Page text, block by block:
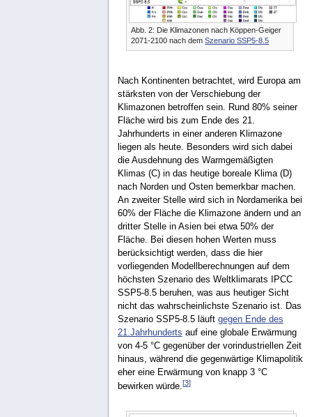
Abb. 2: Die Klimazonen nach Köppen-Geiger
2071-2100 nach demSzenario SSP5-8.5
Nach Kontinenten betrachtet, wird Europa am
stärksten von der Verschiebung der
Klimazonen betroffen sein. Rund 80% seiner
Fläche wird bis zum Ende des 21.
Jahrhunderts in einer anderen Klimazone
liegen als heute. Besonders wird sich dabei
die Ausdehnung des Warmgemäßigten
Klimas (C) in das heutige boreale Klima (D)
nach Norden und Osten bemerkbar machen.
An zweiter Stelle wird sich in Nordamerika bei
60% der Fläche die Klimazone ändern und an
dritter Stelle in Asien bei etwa 50% der
Fläche. Bei diesen hohen Werten muss
berücksichtigt werden, dass die hier
vorliegenden Modellberechnungen auf dem
höchsten Szenario des Weltklimarats IPCC
SSP5-8.5 beruhen, was aus heutiger Sicht
nicht das wahrscheinlichste Szenario ist. Das
Szenario SSP5-8.5 läuft gegen Ende des
21.Jahrhunderts auf eine globale Erwärmung
von 4-5 °C gegenüber der vorindustriellen Zeit
hinaus, während die gegenwärtige Klimapolitik
eher eine Erwärmung von knapp 3 °C
bewirken würde.[3]